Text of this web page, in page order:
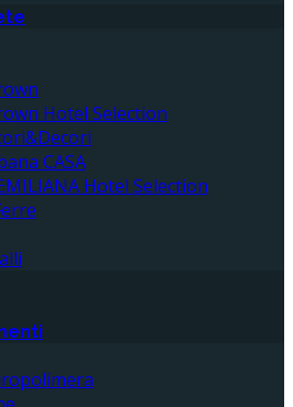
Hotel Selection
CASA
Hotel Selection